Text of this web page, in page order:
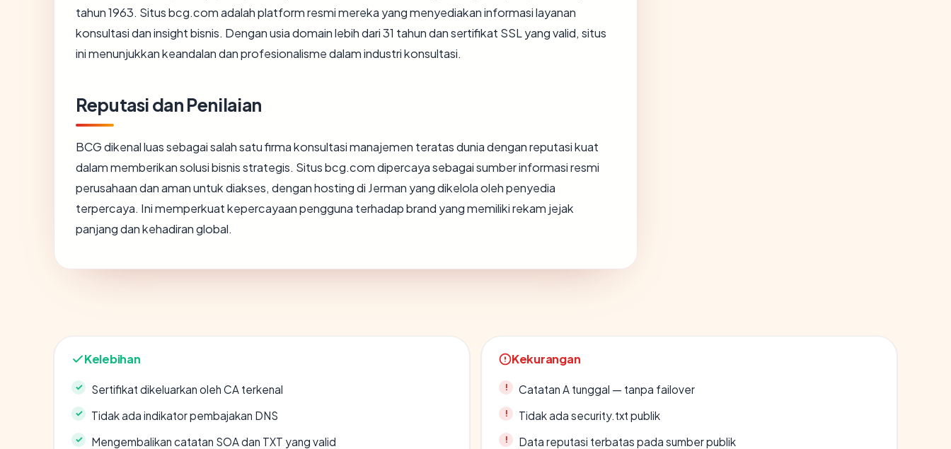
tahun 1963. Situs bcg.com adalah platform resmi mereka yang menyediakan informasi layanan
konsultasi dan insight bisnis. Dengan usia domain lebih dari 31 tahun dan sertifikat SSL yang valid, situs
ini menunjukkan keandalan dan profesionalisme dalam industri konsultasi.
Reputasi dan Penilaian
BCG dikenal luas sebagai salah satu firma konsultasi manajemen teratas dunia dengan reputasi kuat
dalam memberikan solusi bisnis strategis. Situs bcg.com dipercaya sebagai sumber informasi resmi
perusahaan dan aman untuk diakses, dengan hosting di Jerman yang dikelola oleh penyedia
terpercaya. Ini memperkuat kepercayaan pengguna terhadap brand yang memiliki rekam jejak
panjang dan kehadiran global.
Kelebihan
Sertifikat dikeluarkan oleh CA terkenal
Tidak ada indikator pembajakan DNS
Mengembalikan catatan SOA dan TXT yang valid
Kekurangan
Catatan A tunggal — tanpa failover
Tidak ada security.txt publik
Data reputasi terbatas pada sumber publik